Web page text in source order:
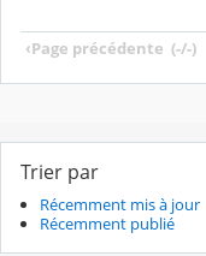
‹Page précédente (-/-)
Trier par
Récemment mis à jour
Récemment publié